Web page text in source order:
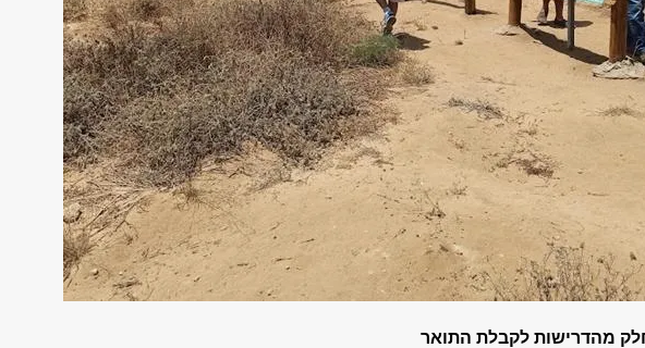
מהדרישות לקבלת התואר